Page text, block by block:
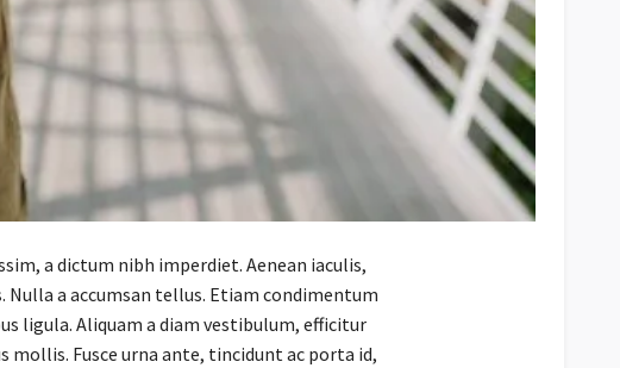
a dictum nibh imperdiet. Aenean iaculis,
Nulla a accumsan tellus. Etiam condimentum
ligula. Aliquam a diam vestibulum, efficitur
Fusce urna ante, tincidunt ac porta id,